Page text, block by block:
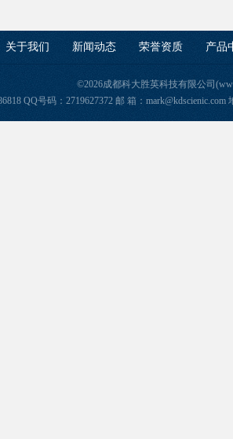
关于我们 新闻动态 荣誉资质 产品
©2026成都科大胜英科技有限公司
QQ号码：2719627372 邮 箱：